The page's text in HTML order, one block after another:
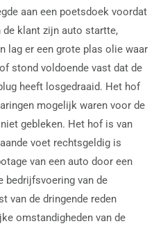
aan een poetsdoek voordat
de klant zijn auto startte,
lag er een grote plas olie waar
stond voldoende vast dat de
heeft losgedraaid. Het hof
mogelijk waren voor de
gebleken. Het hof is van
voet rechtsgeldig is
van een auto door een
bedrijfsvoering van de
van de dringende reden
omstandigheden van de